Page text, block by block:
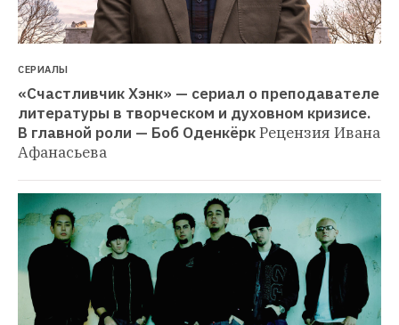
СЕРИАЛЫ
«Счастливчик Хэнк» — сериал о преподавателе
литературы в творческом и духовном кризисе.
В главной роли — Боб ОденкёркРецензия Ивана
Афанасьева